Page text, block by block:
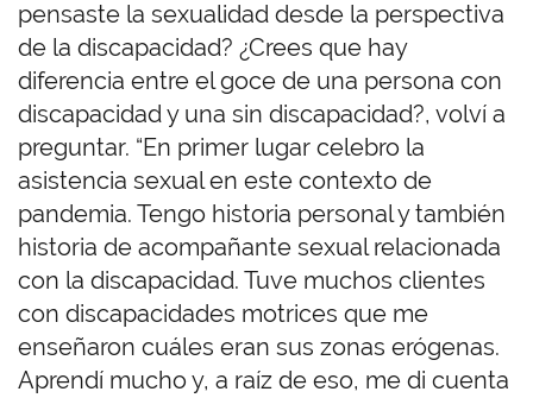
pensaste la sexualidad desde la perspectiva
de la discapacidad? ¿Crees que hay
diferencia entre el goce de una persona con
discapacidad y una sin discapacidad?, volví a
preguntar. “En primer lugar celebro la
asistencia sexual en este contexto de
pandemia. Tengo historia personal y también
historia de acompañante sexual relacionada
con la discapacidad. Tuve muchos clientes
con discapacidades motrices que me
enseñaron cuáles eran sus zonas erógenas.
Aprendí mucho y, a raíz de eso, me di cuenta